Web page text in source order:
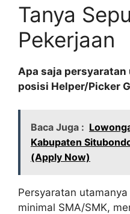
Tanya
Pekerjaan
Apa saja
posisi Helper/Picker
Baca Juga :
Kabupaten
(Apply Now)
Persyaratan
minimal SMA/SMK,